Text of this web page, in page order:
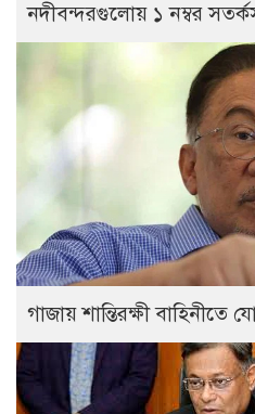
নদীবন্দরগুলোয় ১ নম্বর
গাজায় শান্তিরক্ষী